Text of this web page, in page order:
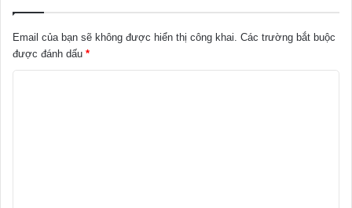
Email của bạn sẽ không được hiển thị công khai. Các trường bắt buộc
được đánh dấu *